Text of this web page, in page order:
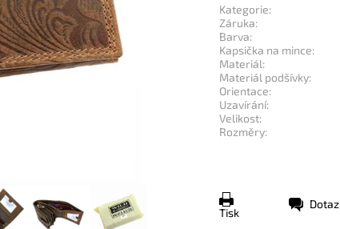
Kategorie:
Záruka:
Barva:
Kapsička na mince:
Materiál:
Materiál podšívky:
Orientace:
Uzavírání:
Velikost:
Rozměry:
Tisk
Dotaz